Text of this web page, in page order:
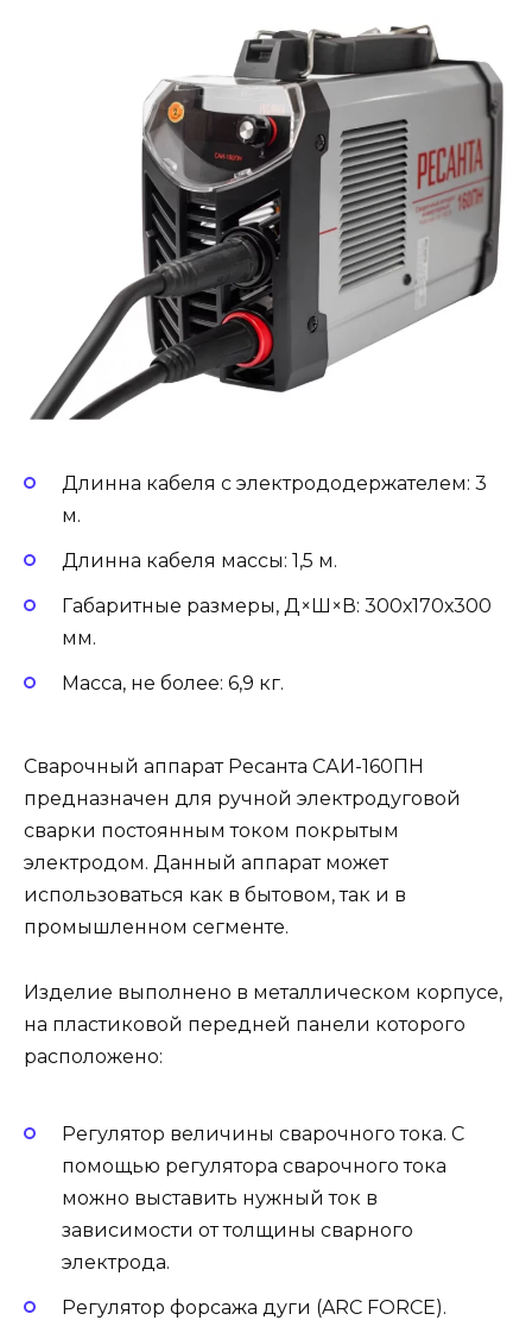
Длинна кабеля с электрододержателем: 3
м.
Длинна кабеля массы: 1,5 м.
Габаритные размеры, Д×Ш×В: 300х170х300
мм.
Масса, не более: 6,9 кг.
Сварочный аппарат Ресанта САИ-160ПН
предназначен для ручной электродуговой
сварки постоянным током покрытым
электродом. Данный аппарат может
использоваться как в бытовом, так и в
промышленном сегменте.
Изделие выполнено в металлическом корпусе,
на пластиковой передней панели которого
расположено:
Регулятор величины сварочного тока. С
помощью регулятора сварочного тока
можно выставить нужный ток в
зависимости от толщины сварного
электрода.
Регулятор форсажа дуги (ARC FORCE).